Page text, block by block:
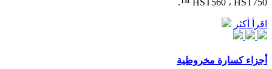
HST560 ، HST750 ™.
اقرأ أكثر
أجزاء كسارة مخروطية